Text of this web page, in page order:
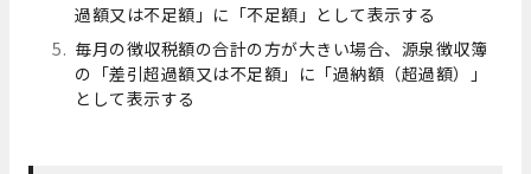
過額又は不足額」に「不足額」として表示する
毎月の徴収税額の合計の方が大きい場合、源泉徴収簿
の「差引超過額又は不足額」に「過納額（超過額）」
として表示する